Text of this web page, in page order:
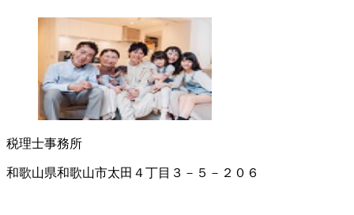
税理士事務所
和歌山県和歌山市太田４丁目３－５－２０６